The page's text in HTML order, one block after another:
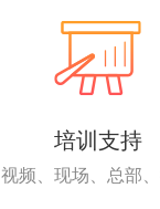
培训支持
视频、现场、总部